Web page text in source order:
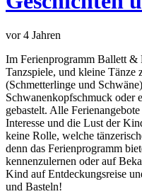
vor 4 Jahren
Im Ferienprogramm Ballett &
Tanzspiele, und kleine Tänze
(Schmetterlinge und
Schwanenkopfschmuck oder
gebastelt. Alle
Interesse und die Lust der
keine Rolle, welche
denn das Ferienprogramm
kennenzulernen oder auf
Kind auf Entdeckungsreise
und Basteln!